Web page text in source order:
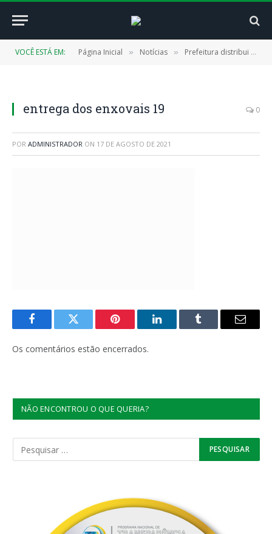
VOCÊ ESTÁ EM: Página Inicial » Notícias » Prefeitura distribui “Kit Enxoval” para mães cadastradas no CRAS
entrega dos enxovais 19 0
POR ADMINISTRADOR ON 17 DE AGOSTO DE 2021
FacebookTwitter Pinterest LinkedInTumblr
E-
Os comentários estão encerrados.
NÃO ENCONTROU O QUE QUERIA?